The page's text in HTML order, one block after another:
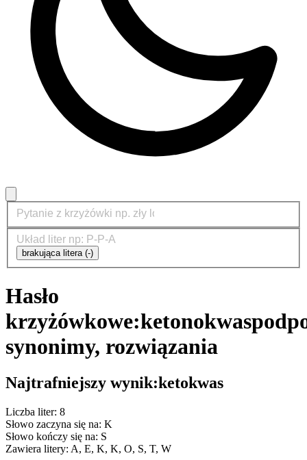
brakująca litera (-)
Hasło
krzyżówkowe:ketonokwas
synonimy, rozwiązania
Najtrafniejszy wynik:ketokwas
Liczba liter: 8
Słowo zaczyna się na: K
Słowo kończy się na: S
Zawiera litery: A, E, K, K, O, S, T, W